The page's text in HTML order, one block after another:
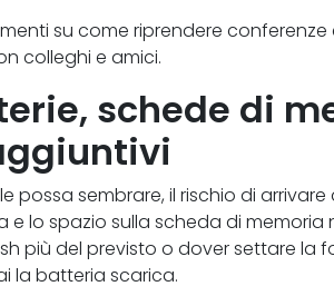
su come riprendere
colleghi e amici.
schede di
possa sembrare, il rischio di
lo spazio sulla scheda di memoria
più del previsto o dover settare la
la batteria scarica.